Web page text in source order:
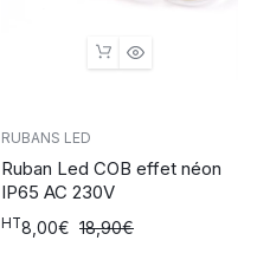
RUBANS LED
Ruban Led COB effet néon
IP65 AC 230V
18,90€
Le8,00€
Le
HT